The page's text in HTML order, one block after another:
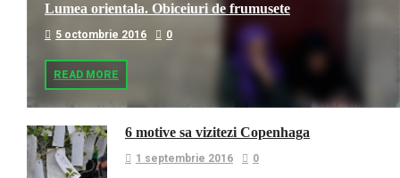
Lumea orientala. Obiceiuri de frumusete
5 octombrie 2016 0
READ MORE
6 motive sa vizitezi Copenhaga
1 septembrie 2016 0